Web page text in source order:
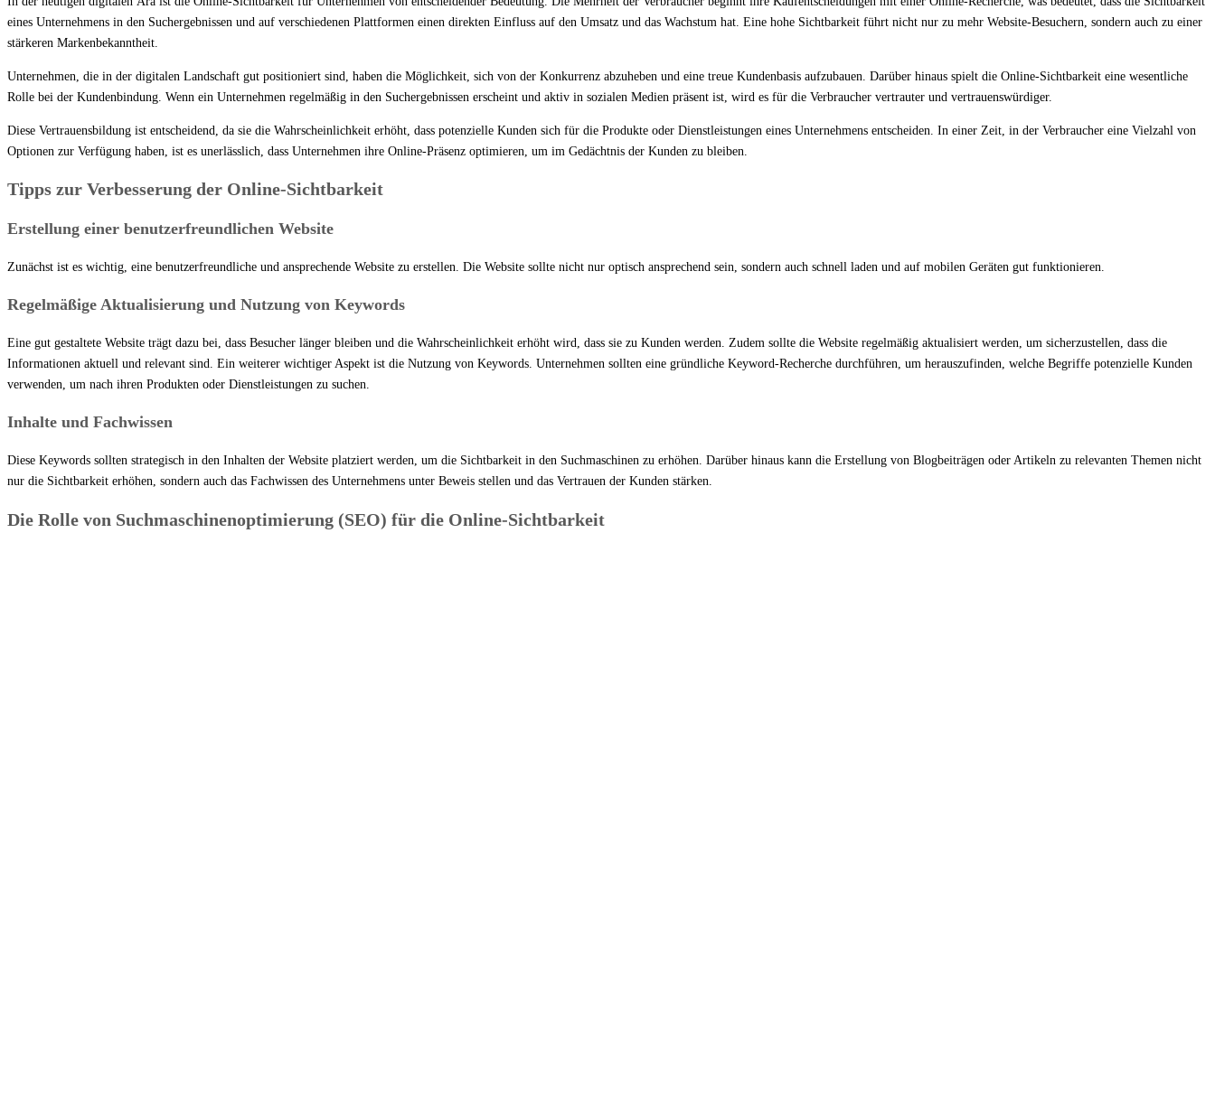
eines Unternehmens in den Suchergebnissen und auf verschiedenen Plattformen einen direkten Einfluss auf den Umsatz und das Wachstum hat. Eine hohe Sichtbarkeit führt nicht nur zu mehr Website-Besuchern, sondern auch zu einer
stärkeren Markenbekanntheit.
Unternehmen, die in der digitalen Landschaft gut positioniert sind, haben die Möglichkeit, sich von der Konkurrenz abzuheben und eine treue Kundenbasis aufzubauen. Darüber hinaus spielt die Online-Sichtbarkeit eine wesentliche
Rolle bei der Kundenbindung. Wenn ein Unternehmen regelmäßig in den Suchergebnissen erscheint und aktiv in sozialen Medien präsent ist, wird es für die Verbraucher vertrauter und vertrauenswürdiger.
Diese Vertrauensbildung ist entscheidend, da sie die Wahrscheinlichkeit erhöht, dass potenzielle Kunden sich für die Produkte oder Dienstleistungen eines Unternehmens entscheiden. In einer Zeit, in der Verbraucher eine Vielzahl von
Optionen zur Verfügung haben, ist es unerlässlich, dass Unternehmen ihre Online-Präsenz optimieren, um im Gedächtnis der Kunden zu bleiben.
Tipps zur Verbesserung der Online-Sichtbarkeit
Erstellung einer benutzerfreundlichen Website
Zunächst ist es wichtig, eine benutzerfreundliche und ansprechende Website zu erstellen. Die Website sollte nicht nur optisch ansprechend sein, sondern auch schnell laden und auf mobilen Geräten gut funktionieren.
Regelmäßige Aktualisierung und Nutzung von Keywords
Eine gut gestaltete Website trägt dazu bei, dass Besucher länger bleiben und die Wahrscheinlichkeit erhöht wird, dass sie zu Kunden werden. Zudem sollte die Website regelmäßig aktualisiert werden, um sicherzustellen, dass die
Informationen aktuell und relevant sind. Ein weiterer wichtiger Aspekt ist die Nutzung von Keywords. Unternehmen sollten eine gründliche Keyword-Recherche durchführen, um herauszufinden, welche Begriffe potenzielle Kunden
verwenden, um nach ihren Produkten oder Dienstleistungen zu suchen.
Inhalte und Fachwissen
Diese Keywords sollten strategisch in den Inhalten der Website platziert werden, um die Sichtbarkeit in den Suchmaschinen zu erhöhen. Darüber hinaus kann die Erstellung von Blogbeiträgen oder Artikeln zu relevanten Themen nicht
nur die Sichtbarkeit erhöhen, sondern auch das Fachwissen des Unternehmens unter Beweis stellen und das Vertrauen der Kunden stärken.
Die Rolle von Suchmaschinenoptimierung (SEO) für die Online-Sichtbarkeit